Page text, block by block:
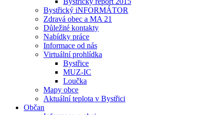
Bystřický iNFORMÁTOR
Zdravá obec a MA 21
Důležité kontakty
Nabídky práce
Informace od nás
Virtuální prohlídka
Bystřice
MUZ-IC
Loučka
Mapy obce
Aktuální teplota v Bystřici
Občan